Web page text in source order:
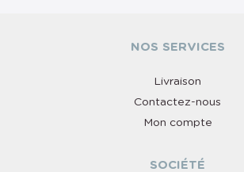
NOS SERVICES
Livraison
Contactez-nous
Mon compte
SOCIÉTÉ